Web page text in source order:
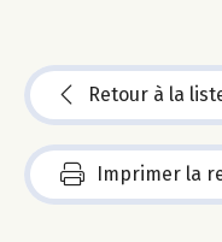
Retour à la
Imprimer la